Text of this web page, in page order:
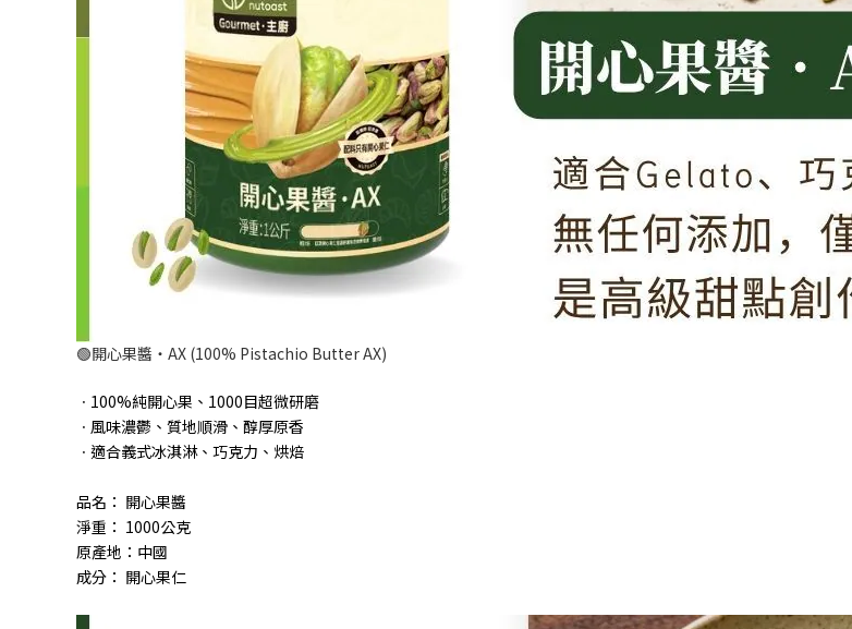
🟢開心果醬‧AX (100% Pistachio Butter AX)
ㆍ100%純開心果、1000目超微研磨
ㆍ風味濃鬱、質地順滑、醇厚原香
ㆍ適合義式冰淇淋、巧克力、烘焙
品名： 開心果醬
淨重： 1000公克
原產地：中國
成分： 開心果仁